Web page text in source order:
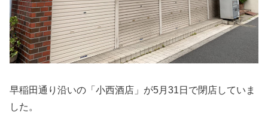
早稲田通り沿いの「小西酒店」が5月31日で閉店していま
した。